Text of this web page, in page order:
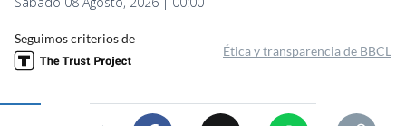
Seguimos criterios de
Ética y transparencia de BBCL